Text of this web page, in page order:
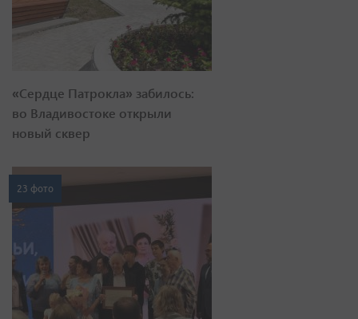
«Сердце Патрокла» забилось:
во Владивостоке открыли
новый сквер
23 фото